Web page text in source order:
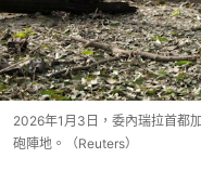
2026年1月3日，委內瑞拉首都
砲陣地。（Reuters）